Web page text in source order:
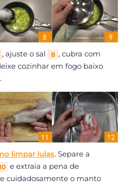
, ajuste o sal 8 , cubra com
cozinhar em fogo baixo
.
limpar lulas. Separe a
e extraia a pena de
cuidadosamente o manto